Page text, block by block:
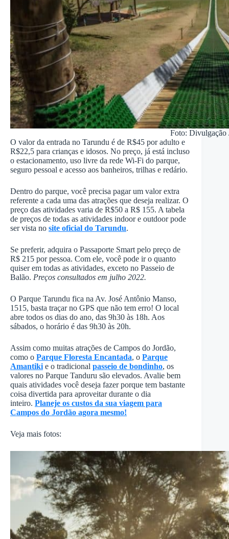
Foto:
O valor da entrada no Tarundu é de R$45 por adulto e
R$22,5 para crianças e idosos. No preço, já está incluso
o estacionamento, uso livre da rede Wi-Fi do parque,
seguro pessoal e acesso aos banheiros, trilhas e redário.
Dentro do parque, você precisa pagar um valor extra
referente a cada uma das atrações que deseja realizar. O
preço das atividades varia de R$50 a R$ 155. A tabela
de preços de todas as atividades indoor e outdoor pode
ser vista no site oficial do Tarundu.
Se preferir, adquira o Passaporte Smart pelo preço de
R$ 215 por pessoa. Com ele, você pode ir o quanto
quiser em todas as atividades, exceto no Passeio de
Balão. Preços consultados em julho 2022.
O Parque Tarundu fica na Av. José Antônio Manso,
1515, basta traçar no GPS que não tem erro! O local
abre todos os dias do ano, das 9h30 às 18h. Aos
sábados, o horário é das 9h30 às 20h.
Assim como muitas atrações de Campos do Jordão,
como o Parque Floresta Encantada, o Parque
Amantiki e o tradicional passeio de bondinho, os
valores no Parque Tanduru são elevados. Avalie bem
quais atividades você deseja fazer porque tem bastante
coisa divertida para aproveitar durante o dia
inteiro. Planeje os custos da sua viagem para
Campos do Jordão agora mesmo!
Veja mais fotos: